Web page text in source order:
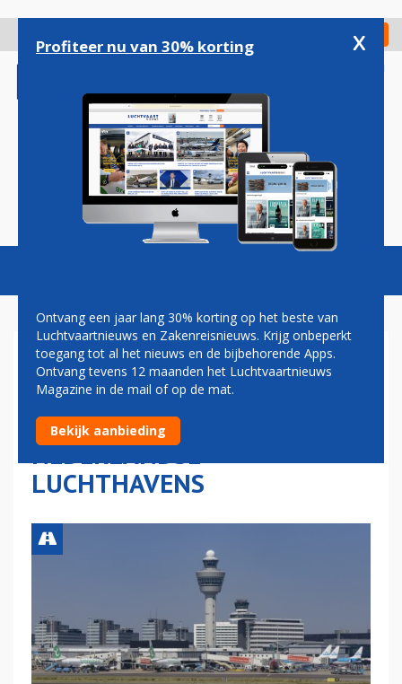
gaan
Check in
Magazine Podcasts Vacatures
OVERZICHT: DEZE NIEUWE
LIJNDIENSTEN GAAN IN 2024
VAN START VANAF
NEDERLANDSE
LUCHTHAVENS
Profiteer nu van 30% korting x
Ontvang een jaar lang 30% korting op het beste van
Luchtvaartnieuws en Zakenreisnieuws. Krijg onbeperkt
toegang tot al het nieuws en de bijbehorende Apps.
Ontvang tevens 12 maanden het Luchtvaartnieuws
Magazine in de mail of op de mat.
Bekijk aanbieding